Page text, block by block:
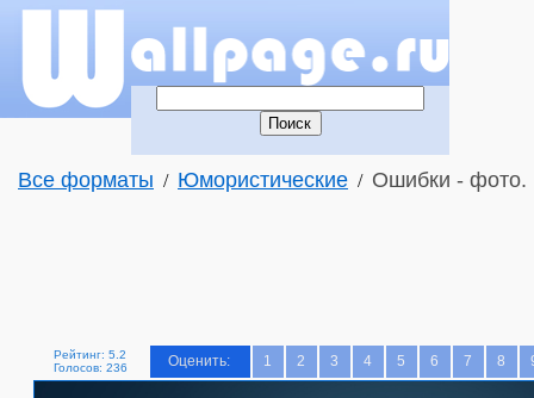
Все форматы / Юмористические / Ошибки - фото.
Рейтинг: 5.2
Голосов: 236
Оценить: 1 2 3 4 5 6 7 8